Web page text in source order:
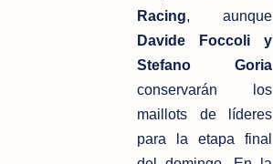
Racing
Davide Foccoli y
Stefano Goria
conservarán los
maillots de líderes
para la etapa final